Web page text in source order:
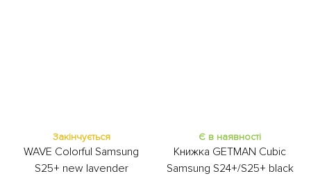
Закінчується
WAVE Colorful Samsung
S25+ new lavender
Є в наявності
Книжка GETMAN Cubic
Samsung S24+/S25+ black